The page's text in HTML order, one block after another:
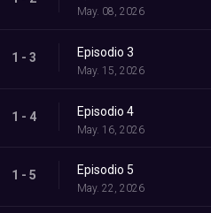
May. 08, 2026
1 - 3 Episodio 3
May. 15, 2026
1 - 4 Episodio 4
May. 16, 2026
1 - 5 Episodio 5
May. 22, 2026